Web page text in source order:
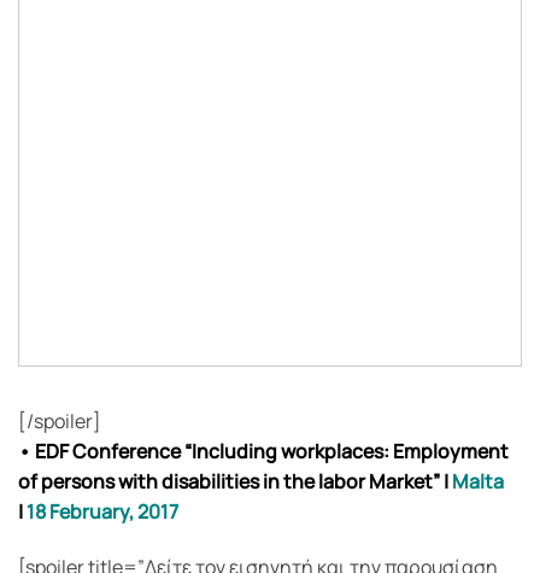
[/spoiler]
• EDF Conference “Including workplaces: Employment
of persons with disabilities in the labor Market”|Malta
|18 February, 2017
[spoiler title=”Δείτε τον εισηγητή και την παρουσίαση